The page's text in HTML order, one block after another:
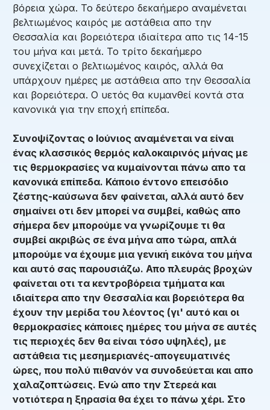
βόρεια χώρα. Το δεύτερο δεκαήμερο αναμένεται
βελτιωμένος καιρός με αστάθεια απο την
Θεσσαλία και βορειότερα ιδιαίτερα απο τις 14-15
του μήνα και μετά. Το τρίτο δεκαήμερο
συνεχίζεται ο βελτιωμένος καιρός, αλλά θα
υπάρχουν ημέρες με αστάθεια απο την Θεσσαλία
και βορειότερα. Ο υετός θα κυμανθεί κοντά στα
κανονικά για την εποχή επίπεδα.
Συνοψίζοντας ο Ιούνιος αναμένεται να είναι
ένας κλασσικός θερμός καλοκαιρινός μήνας με
τις θερμοκρασίες να κυμαίνονται πάνω απο τα
κανονικά επίπεδα. Κάποιο έντονο επεισόδιο
ζέστης-καύσωνα δεν φαίνεται, αλλά αυτό δεν
σημαίνει οτι δεν μπορεί να συμβεί, καθώς απο
σήμερα δεν μπορούμε να γνωρίζουμε τι θα
συμβεί ακριβώς σε ένα μήνα απο τώρα, απλά
μπορούμε να έχουμε μια γενική εικόνα του μήνα
και αυτό σας παρουσιάζω. Απο πλευράς βροχών
φαίνεται οτι τα κεντροβόρεια τμήματα και
ιδιαίτερα απο την Θεσσαλία και βορειότερα θα
έχουν την μερίδα του λέοντος (γι' αυτό και οι
θερμοκρασίες κάποιες ημέρες του μήνα σε αυτές
τις περιοχές δεν θα είναι τόσο υψηλές), με
αστάθεια τις μεσημεριανές-απογευματινές
ώρες, που πολύ πιθανόν να συνοδεύεται και απο
χαλαζοπτώσεις. Ενώ απο την Στερεά και
νοτιότερα η ξηρασία θα έχει το πάνω χέρι. Στο